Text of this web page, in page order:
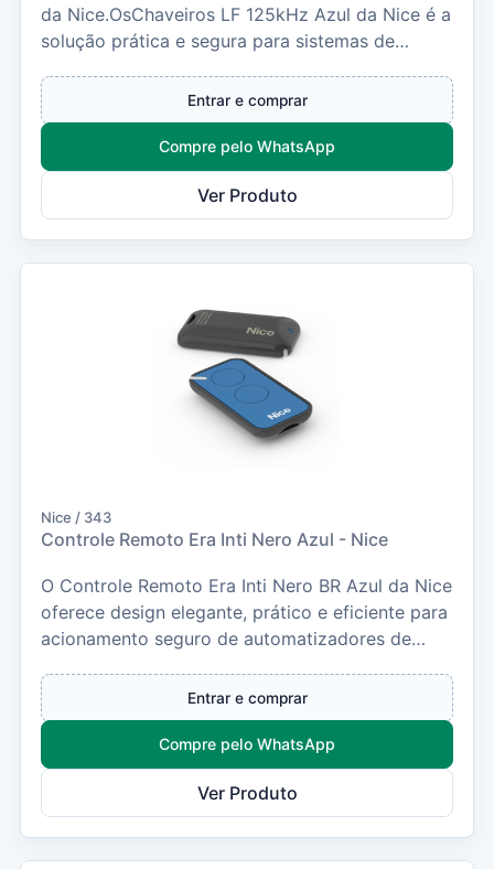
da Nice.OsChaveiros LF 125kHz Azul da Nice é a
solução prática e segura para sistemas de
Entrar e comprar
Compre pelo WhatsApp
Ver Produto
Nice / 343
Controle Remoto Era Inti Nero Azul - Nice
O Controle Remoto Era Inti Nero BR Azul da Nice
oferece design elegante, prático e eficiente para
acionamento seguro de automatizadores de
Entrar e comprar
Compre pelo WhatsApp
Ver Produto